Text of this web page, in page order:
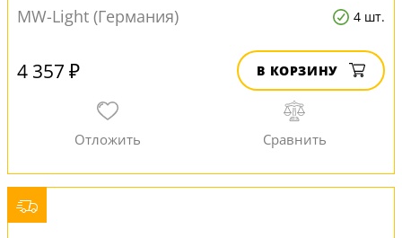
MW-Light (Германия)
4 шт.
4 357 ₽ В КОРЗИНУ